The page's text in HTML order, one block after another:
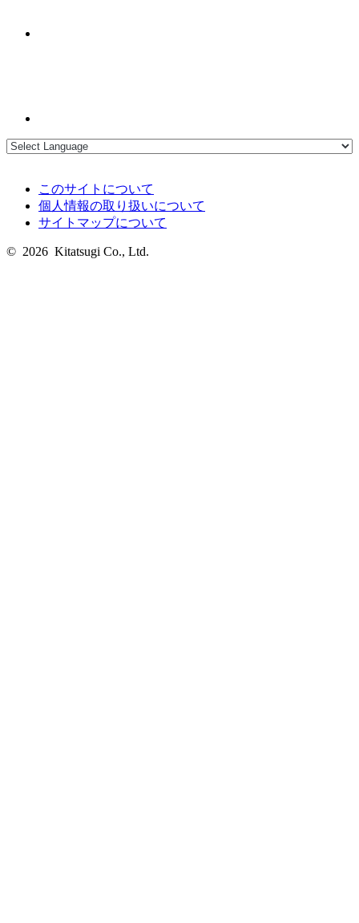
このサイトについて
個人情報の取り扱いについて
サイトマップについて
© 2026 Kitatsugi Co., Ltd.